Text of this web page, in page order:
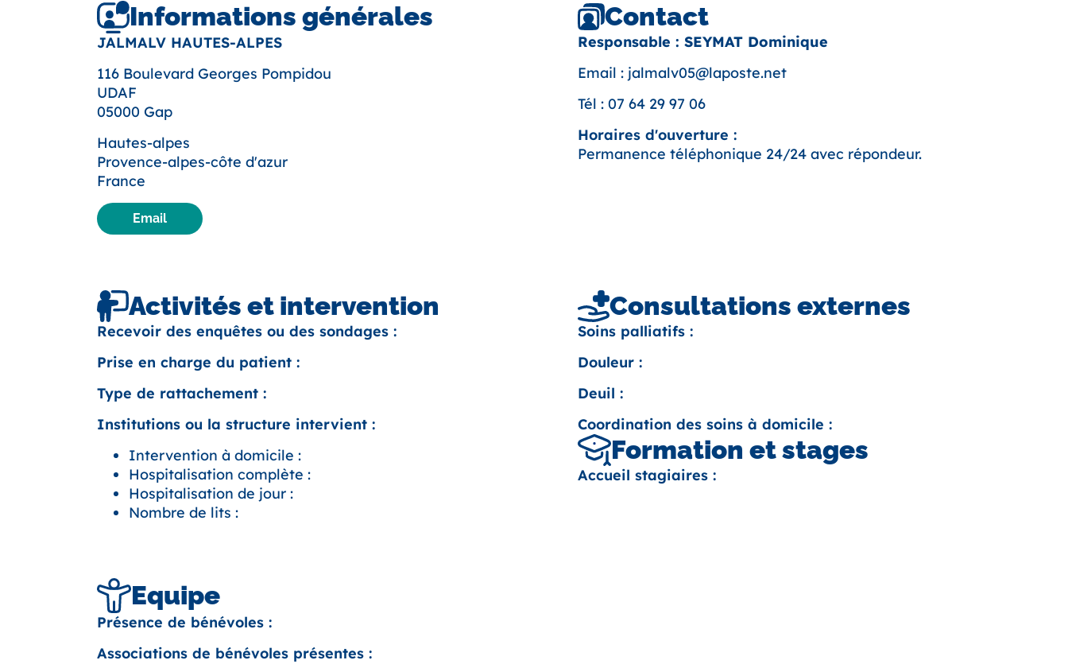
Informations générales
JALMALV HAUTES-ALPES
116 Boulevard Georges Pompidou
UDAF
05000 Gap
Hautes-alpes
Provence-alpes-côte d'azur
France
Email
Contact
Responsable : SEYMAT Dominique
Email : jalmalv05@laposte.net
Tél : 07 64 29 97 06
Horaires d'ouverture :
Permanence téléphonique 24/24 avec répondeur.
Activités et intervention
Recevoir des enquêtes ou des sondages :
Prise en charge du patient :
Type de rattachement :
Institutions ou la structure intervient :
Intervention à domicile :
Hospitalisation complète :
Hospitalisation de jour :
Nombre de lits :
Consultations externes
Soins palliatifs :
Douleur :
Deuil :
Coordination des soins à domicile :
Formation et stages
Accueil stagiaires :
Equipe
Présence de bénévoles :
Associations de bénévoles présentes :